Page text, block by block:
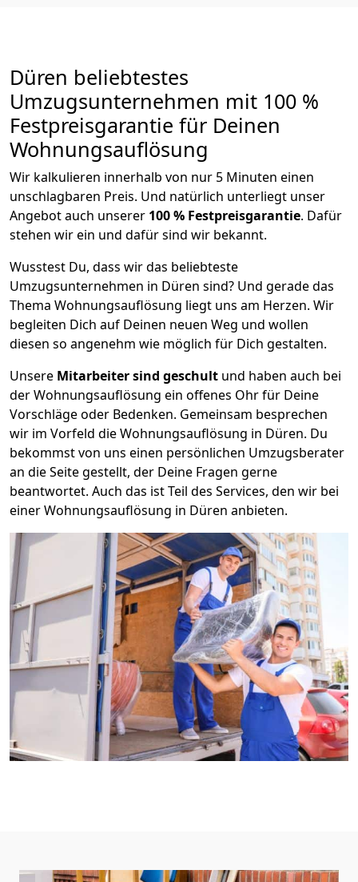
Düren beliebtestes
Umzugsunternehmen mit 100 %
Festpreisgarantie für Deinen
Wohnungsauflösung
Wir kalkulieren innerhalb von nur 5 Minuten einen
unschlagbaren Preis. Und natürlich unterliegt unser
Angebot auch unserer 100 % Festpreisgarantie. Dafür
stehen wir ein und dafür sind wir bekannt.
Wusstest Du, dass wir das beliebteste
Umzugsunternehmen in Düren sind? Und gerade das
Thema Wohnungsauflösung liegt uns am Herzen. Wir
begleiten Dich auf Deinen neuen Weg und wollen
diesen so angenehm wie möglich für Dich gestalten.
Unsere Mitarbeiter sind geschult und haben auch bei
der Wohnungsauflösung ein offenes Ohr für Deine
Vorschläge oder Bedenken. Gemeinsam besprechen
wir im Vorfeld die Wohnungsauflösung in Düren. Du
bekommst von uns einen persönlichen Umzugsberater
an die Seite gestellt, der Deine Fragen gerne
beantwortet. Auch das ist Teil des Services, den wir bei
einer Wohnungsauflösung in Düren anbieten.